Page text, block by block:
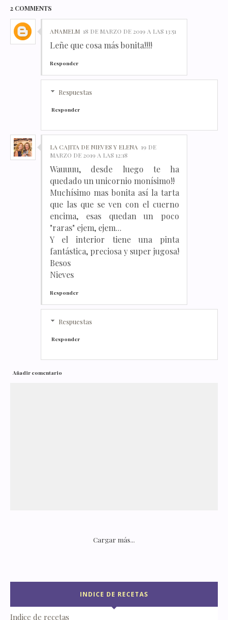
2 COMMENTS
ANAMELM 18 DE MARZO DE 2019 A LAS 13:51
Leñe que cosa más bonita!!!!
Responder
Respuestas
Responder
LA CAJITA DE NIEVES Y ELENA 19 DE
MARZO DE 2019 A LAS 12:18
Wauuuu, desde luego te ha
quedado un unicornio monísimo!!
Muchísimo mas bonita así la tarta
que las que se ven con el cuerno
encima, esas quedan un poco
"raras" ejem, ejem...
Y el interior tiene una pinta
fantástica, preciosa y super jugosa!
Besos
Nieves
Responder
Respuestas
Responder
Añadir comentario
Cargar más...
INDICE DE RECETAS
Indice de recetas